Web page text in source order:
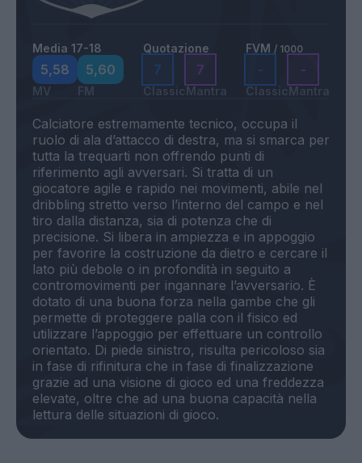
Media 17-18
5,58
MV
5,60
FM
Quotazione
7
Classic
7
Mantra
FVM / 1000
-
Classic
-
Mantra
Calciatore estremamente tecnico, occupa il
ruolo di ala d’attacco di destra, ma si smarca per
tutta la trequarti non offrendo punti di
riferimento agli avversari. Si tratta di un
giocatore agile e rapido nei movimenti, abile nel
dribbling stretto verso l’interno del campo e nel
tiro dalla distanza, sia di potenza che di
precisione. Si libera in ampiezza e in appoggio
per favorire la costruzione da dietro e cercare il
lato più debole o in profondità in seguito a
contromovimenti per ingannare l’avversario. È
dotato di una buona forza nella gambe che gli
permette di proteggere palla con il fisico ed
utilizzare l’appoggio per effettuare un controllo
orientato. Di piede sinistro, risulta pericoloso sia
in fase di rifinitura che in fase di finalizzazione
grazie ad una visione di gioco ed una freddezza
elevate, oltre che ad una buona capacità nella